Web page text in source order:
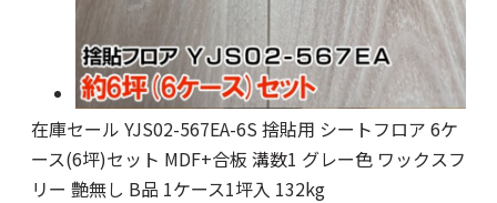
在庫セール YJS02-567EA-6S 捨貼用 シートフロア 6ケ
ース(6坪)セット MDF+合板 溝数1 グレー色 ワックスフ
リー 艶無し B品 1ケース1坪入 132kg